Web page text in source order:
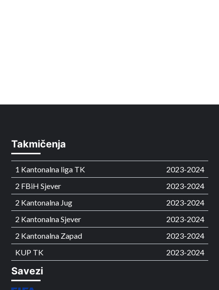
Takmičenja
1 Kantonalna liga TK
2023-2024
2 FBiH Sjever
2023-2024
2 Kantonalna Jug
2023-2024
2 Kantonalna Sjever
2023-2024
2 Kantonalna Zapad
2023-2024
KUP TK
2023-2024
Savezi